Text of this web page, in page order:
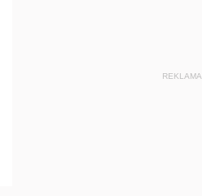
REKLAMA